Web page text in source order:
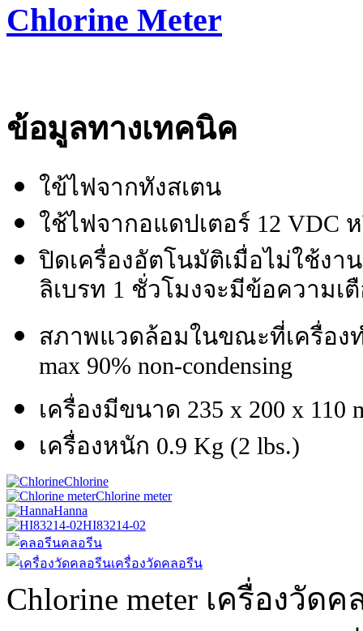
Chlorine Meter
ข้อมูลทางเทคนิค
ใข้ไฟจากทังสเตน
ใช้ไฟจากอแดปเตอร์ 12 VDC
ปิดเครื่องอัตโนมัติเมื่อไม่ใช้ง
ลิเบรท 1 ชั่วโมงจะมีข้อความเ
สภาพแวดล้อมในขณะที่เครื่องท
max 90% non-condensing
เครื่องมีขนาด 235 x 200 x 110
เครื่องหนัก 0.9 Kg (2 lbs.)
Chlorine
Chlorine meter
Hanna
HI83214-02
คลอรีน
เครื่องวัดคลอรีน
Chlorine meter เครื่องวัด